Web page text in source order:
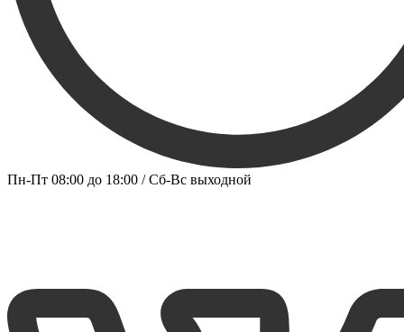
Пн-Пт 08:00 до 18:00 / Сб-Вс выходной